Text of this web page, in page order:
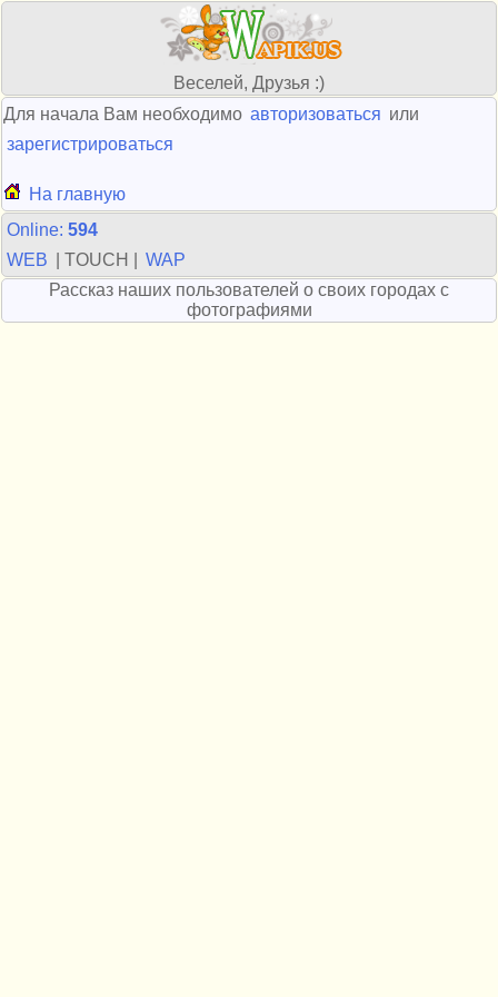
Веселей, Друзья :)
Для начала Вам необходимо авторизоваться или
зарегистрироваться
На главную
Online: 594
WEB
| TOUCH |
WAP
Рассказ наших пользователей о своих городах с
фотографиями